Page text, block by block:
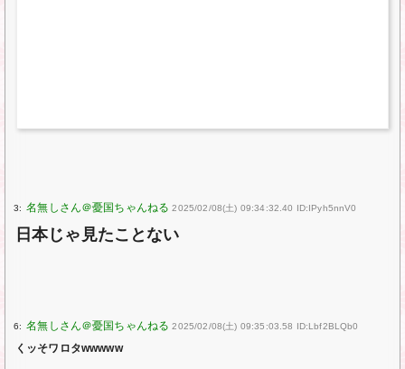
3: 2025/02/08(土) 09:34:32.40 ID:IPyh5nnV0
日本じゃ見たことない
6: 2025/02/08(土) 09:35:03.58 ID:Lbf2BLQb0
くッそワロタwwwww